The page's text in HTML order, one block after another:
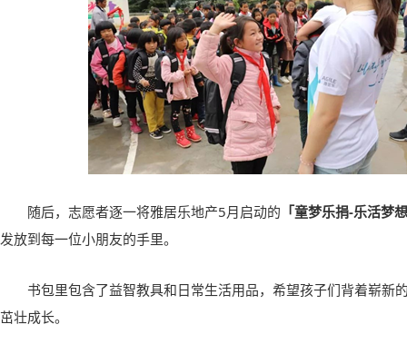
随后，志愿者逐一将雅居乐地产5月启动的 「童梦乐捐-乐活梦
发放到每一位小朋友的手里。
书包里包含了益智教具和日常生活用品，希望孩子们背着崭新
茁壮成长。